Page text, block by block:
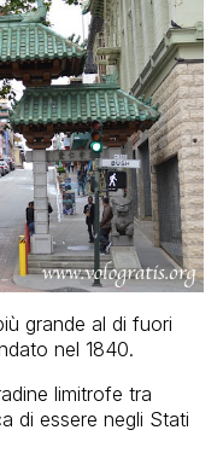
grande al di fuori
nel 1840.
limitrofe tra
di essere negli Stati